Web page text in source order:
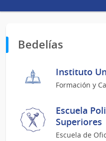
Bedelías
Instituto
Formación y
Escuela
Superiores
Escuela de